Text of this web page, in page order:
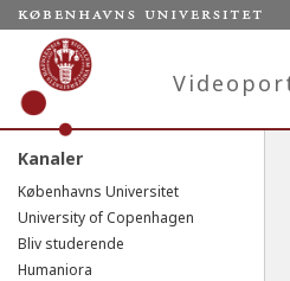
Kanaler
Københavns Universitet
University of Copenhagen
Bliv studerende
Humaniora